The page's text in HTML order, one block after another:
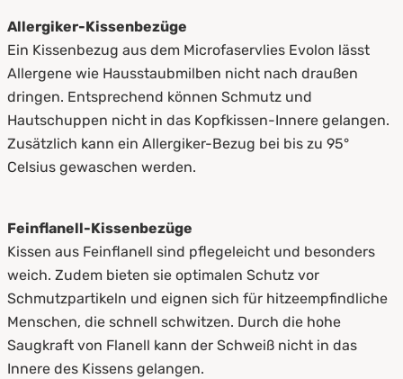
Allergiker-Kissenbezüge
Ein Kissenbezug aus dem Microfaservlies Evolon lässt
Allergene wie Hausstaubmilben nicht nach draußen
dringen. Entsprechend können Schmutz und
Hautschuppen nicht in das Kopfkissen-Innere gelangen.
Zusätzlich kann ein Allergiker-Bezug bei bis zu 95°
Celsius gewaschen werden.
Feinflanell-Kissenbezüge
Kissen aus Feinflanell sind pflegeleicht und besonders
weich. Zudem bieten sie optimalen Schutz vor
Schmutzpartikeln und eignen sich für hitzeempfindliche
Menschen, die schnell schwitzen. Durch die hohe
Saugkraft von Flanell kann der Schweiß nicht in das
Innere des Kissens gelangen.